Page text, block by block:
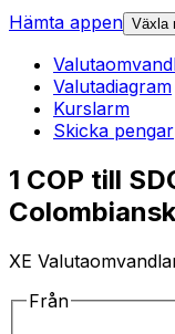
Hämta appen Växla
Valutadiagram
Kurslarm
Skicka pengar
1 COP till
XE
Från